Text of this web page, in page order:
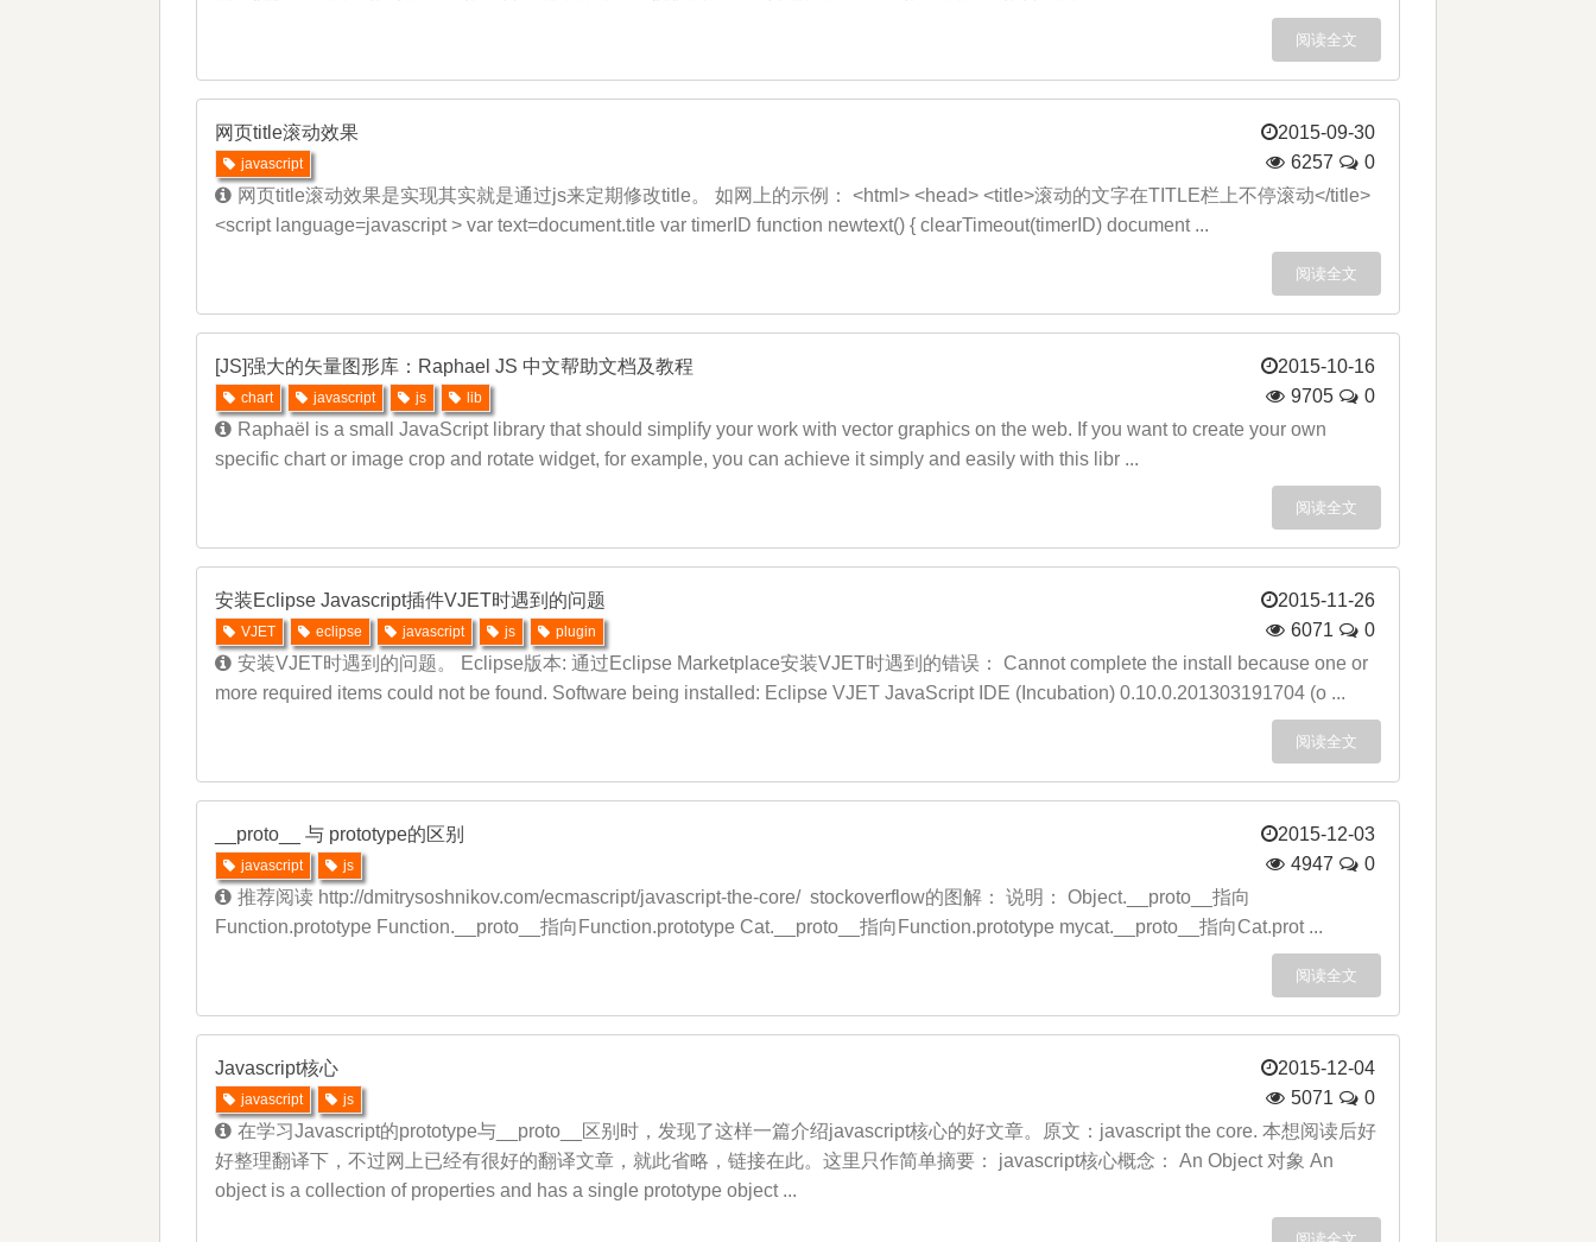
阅读全文
网页title滚动效果 2015-09-30
javascript 6257
0
网页title滚动效果是实现其实就是通过js来定期修改title。 如网上的示例： <html> <head> <title>滚动的文字在TITLE栏上不停滚动</title>
<script language=javascript > var text=document.title var timerID function newtext() { clearTimeout(timerID) document ...
阅读全文
[JS]强大的矢量图形库：Raphael JS 中文帮助文档及教程 2015-10-16
chart javascript js lib 9705
0
Raphaël is a small JavaScript library that should simplify your work with vector graphics on the web. If you want to create your own
specific chart or image crop and rotate widget, for example, you can achieve it simply and easily with this libr ...
阅读全文
安装Eclipse Javascript插件VJET时遇到的问题 2015-11-26
VJET eclipse javascript js plugin 6071
0
安装VJET时遇到的问题。 Eclipse版本: 通过Eclipse Marketplace安装VJET时遇到的错误： Cannot complete the install because one or
more required items could not be found. Software being installed: Eclipse VJET JavaScript IDE (Incubation) 0.10.0.201303191704 (o ...
阅读全文
__proto__ 与 prototype的区别 2015-12-03
javascript js 4947
0
推荐阅读 http://dmitrysoshnikov.com/ecmascript/javascript-the-core/ stockoverflow的图解： 说明： Object.__proto__指向
Function.prototype Function.__proto__指向Function.prototype Cat.__proto__指向Function.prototype mycat.__proto__指向Cat.prot ...
阅读全文
Javascript核心 2015-12-04
javascript js 5071
0
在学习Javascript的prototype与__proto__区别时，发现了这样一篇介绍javascript核心的好文章。原文：javascript the core. 本想阅读后好
好整理翻译下，不过网上已经有很好的翻译文章，就此省略，链接在此。这里只作简单摘要： javascript核心概念： An Object 对象 An
object is a collection of properties and has a single prototype object ...